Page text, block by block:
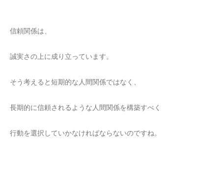
信頼関係は、
誠実さの上に成り立っています。
そう考えると短期的な人間関係ではなく、
長期的に信頼されるような人間関係を構築すべく
行動を選択していかなければならないのですね。